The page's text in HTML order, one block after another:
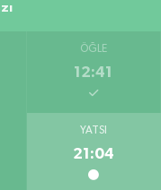
ÖĞLE
12:41
YATSI
21:04